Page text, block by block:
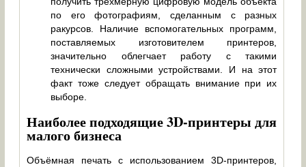
по его фотографиям, сделанным с разных
ракурсов. Наличие вспомогательных программ,
поставляемых изготовителем принтеров,
значительно облегчает работу с такими
технически сложными устройствами. И на этот
факт тоже следует обращать внимание при их
выборе.
Наиболее подходящие 3D-принтеры для
малого бизнеса
Объёмная печать с использованием 3D-принтеров,